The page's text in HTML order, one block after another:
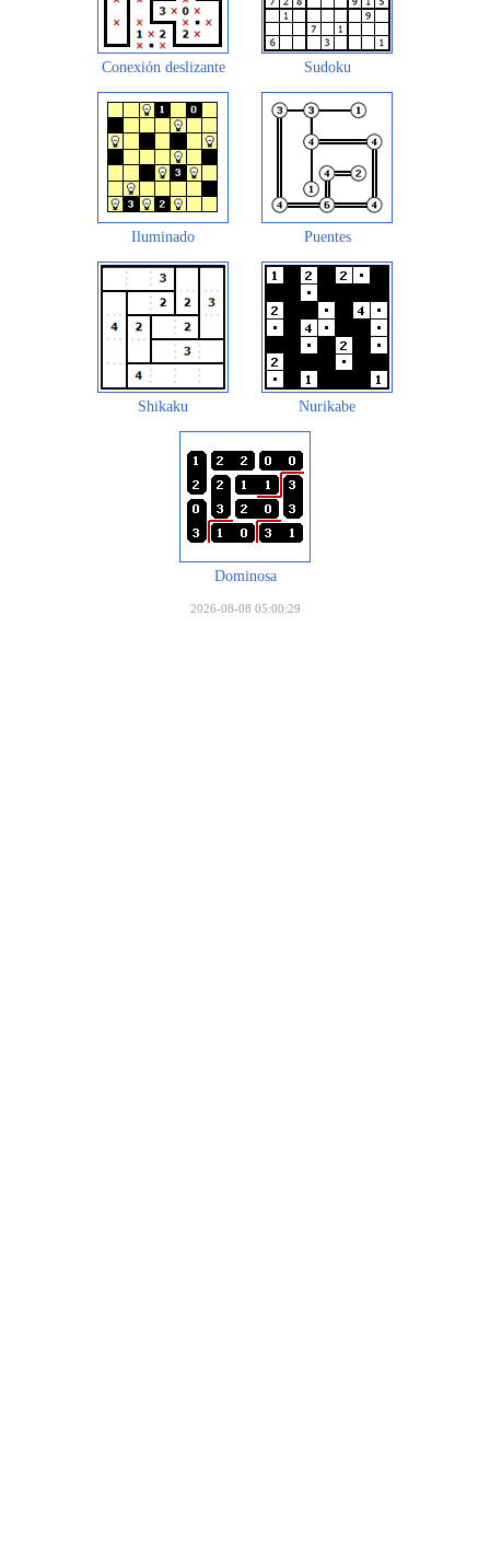
Conexión deslizante Sudoku
Iluminado Puentes
Shikaku Nurikabe
Dominosa
2026-08-08 05:00:29